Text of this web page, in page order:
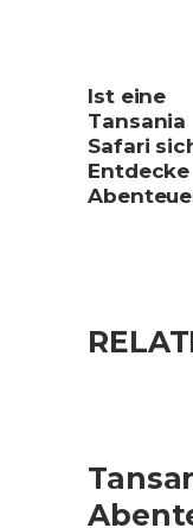
Ist eine
Tansania
Safari
Entdecke